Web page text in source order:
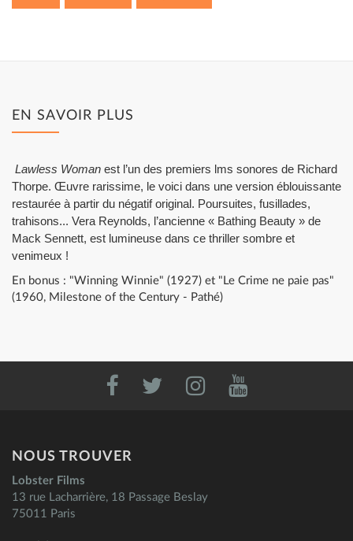
EN SAVOIR PLUS
Lawless Woman est l’un des premiers lms sonores de Richard
Thorpe. Œuvre rarissime, le voici dans une version éblouissante
restaurée à partir du négatif original. Poursuites, fusillades,
trahisons... Vera Reynolds, l’ancienne « Bathing Beauty » de
Mack Sennett, est lumineuse dans ce thriller sombre et
venimeux !
En bonus : "Winning Winnie" (1927) et "Le Crime ne paie pas"
(1960, Milestone of the Century - Pathé)
NOUS TROUVER
Lobster Films
13 rue Lacharrière, 18 Passage Beslay
75011 Paris